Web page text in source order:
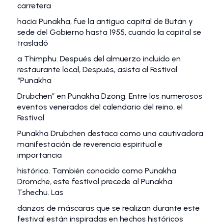
carretera
hacia Punakha, fue la antigua capital de Bután y
sede del Gobierno hasta 1955, cuando la capital se
trasladó
a Thimphu. Después del almuerzo incluido en
restaurante local, Después, asista al Festival
“Punakha
Drubchen” en Punakha Dzong. Entre los numerosos
eventos venerados del calendario del reino, el
Festival
Punakha Drubchen destaca como una cautivadora
manifestación de reverencia espiritual e
importancia
histórica. También conocido como Punakha
Dromche, este festival precede al Punakha
Tshechu. Las
danzas de máscaras que se realizan durante este
festival están inspiradas en hechos históricos